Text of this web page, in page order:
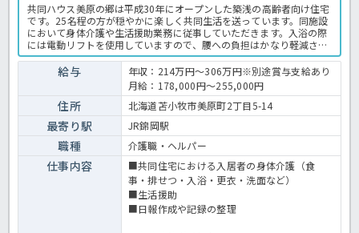
共同ハウス美原の郷は平成30年にオープンした築浅の高齢者向け住宅
です。25名程の方が穏やかに楽しく共同生活を送っています。同施設
において身体介護や生活援助業務に従事していただきます。入浴の際
には電動リフトを使用していますので、腰への負担はかなり軽減され
ますよ！食堂調理も外部の業者に委託していますので調理業務は一切
お願いしません♪調理業務が苦手で中々踏み出せなかった方や、体へ
の負担が心配だった方も安心してご応募下さいね。資格をお持ちであ
れば、未経験の方や60歳以上の方のご応募もOK！まずはほっ介護ま
でお気軽にお問合せ下さいね。グループホームでの介護業務全般で
す。 ＜介護職 正職員 グループホームの求人＞
給与
年収：214万円～306万円※別途賞与支給あり
月給：178,000円～255,000円
住所 北海道苫小牧市美原町2丁目5-14
最寄り駅 JR錦岡駅
職種 介護職・ヘルパー
仕事内容
■共同住宅における入居者の身体介護（食
事・排せつ・入浴・更衣・洗面など）
■生活援助
■日報作成や記録の整理